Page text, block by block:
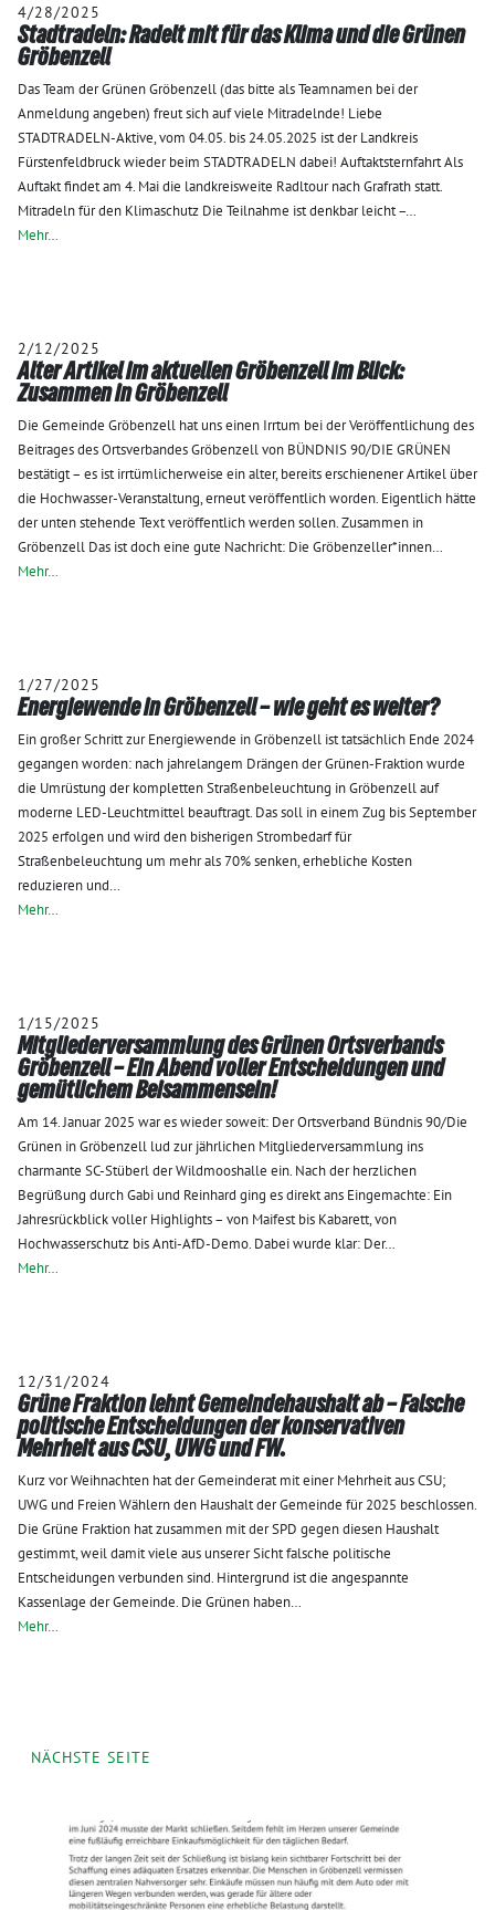
4/28/2025
Stadtradeln: Radelt mit für das Klima und die Grünen
Gröbenzell
Das Team der Grünen Gröbenzell (das bitte als Teamnamen bei der
Anmeldung angeben) freut sich auf viele Mitradelnde! Liebe
STADTRADELN-Aktive, vom 04.05. bis 24.05.2025 ist der Landkreis
Fürstenfeldbruck wieder beim STADTRADELN dabei! Auftaktsternfahrt Als
Auftakt findet am 4. Mai die landkreisweite Radltour nach Grafrath statt.
Mitradeln für den Klimaschutz Die Teilnahme ist denkbar leicht –…
Mehr…
2/12/2025
Alter Artikel im aktuellen Gröbenzell im Blick:
Zusammen in Gröbenzell
Die Gemeinde Gröbenzell hat uns einen Irrtum bei der Veröffentlichung des
Beitrages des Ortsverbandes Gröbenzell von BÜNDNIS 90/DIE GRÜNEN
bestätigt – es ist irrtümlicherweise ein alter, bereits erschienener Artikel über
die Hochwasser-Veranstaltung, erneut veröffentlich worden. Eigentlich hätte
der unten stehende Text veröffentlich werden sollen. Zusammen in
Gröbenzell Das ist doch eine gute Nachricht: Die Gröbenzeller*innen…
Mehr…
1/27/2025
Energiewende in Gröbenzell – wie geht es weiter?
Ein großer Schritt zur Energiewende in Gröbenzell ist tatsächlich Ende 2024
gegangen worden: nach jahrelangem Drängen der Grünen-Fraktion wurde
die Umrüstung der kompletten Straßenbeleuchtung in Gröbenzell auf
moderne LED-Leuchtmittel beauftragt. Das soll in einem Zug bis September
2025 erfolgen und wird den bisherigen Strombedarf für
Straßenbeleuchtung um mehr als 70% senken, erhebliche Kosten
reduzieren und…
Mehr…
1/15/2025
Mitgliederversammlung des Grünen Ortsverbands
Gröbenzell – Ein Abend voller Entscheidungen und
gemütlichem Beisammensein!
Am 14. Januar 2025 war es wieder soweit: Der Ortsverband Bündnis 90/Die
Grünen in Gröbenzell lud zur jährlichen Mitgliederversammlung ins
charmante SC-Stüberl der Wildmooshalle ein. Nach der herzlichen
Begrüßung durch Gabi und Reinhard ging es direkt ans Eingemachte: Ein
Jahresrückblick voller Highlights – von Maifest bis Kabarett, von
Hochwasserschutz bis Anti-AfD-Demo. Dabei wurde klar: Der…
Mehr…
12/31/2024
Grüne Fraktion lehnt Gemeindehaushalt ab – Falsche
politische Entscheidungen der konservativen
Mehrheit aus CSU, UWG und FW.
Kurz vor Weihnachten hat der Gemeinderat mit einer Mehrheit aus CSU;
UWG und Freien Wählern den Haushalt der Gemeinde für 2025 beschlossen.
Die Grüne Fraktion hat zusammen mit der SPD gegen diesen Haushalt
gestimmt, weil damit viele aus unserer Sicht falsche politische
Entscheidungen verbunden sind. Hintergrund ist die angespannte
Kassenlage der Gemeinde. Die Grünen haben…
Mehr…
NÄCHSTE SEITE